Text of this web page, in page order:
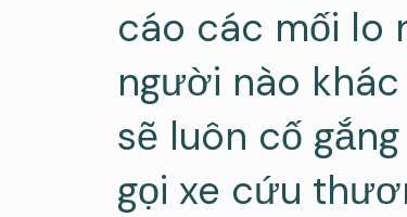
cáo các mối lo
người nào
sẽ luôn cố
gọi xe cứu